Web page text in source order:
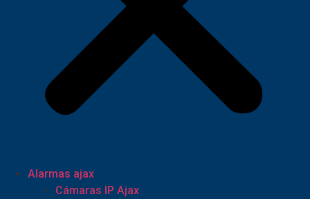
Alarmas ajax
Cámaras IP Ajax